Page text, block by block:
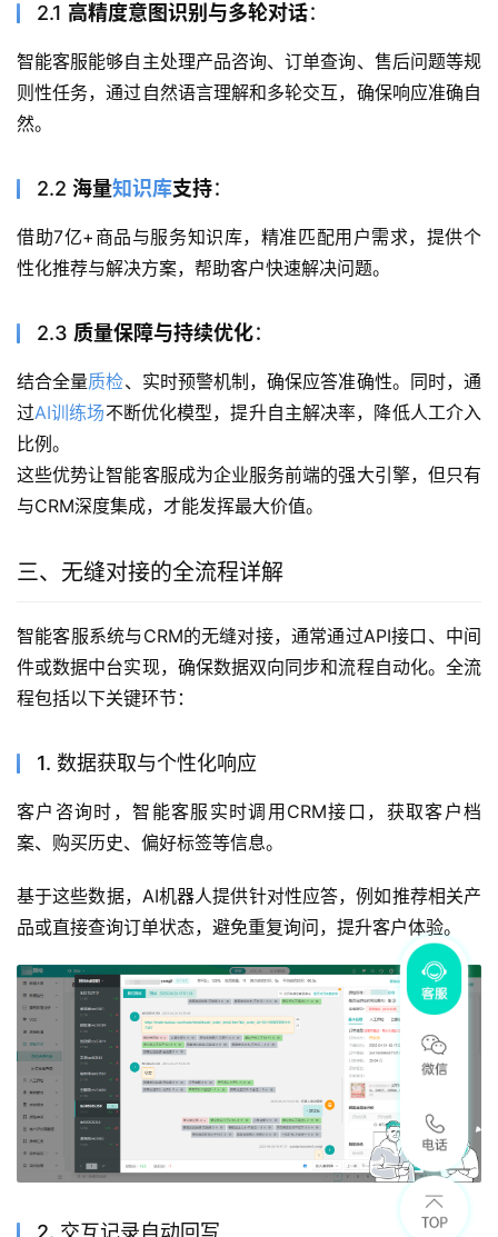
2.1 高精度意图识别与多轮对话：
智能客服能够自主处理产品咨询、订单查询、售后问题等规
则性任务，通过自然语言理解和多轮交互，确保响应准确自
然。
2.2 海量知识库支持：
借助7亿+商品与服务知识库，精准匹配用户需求，提供个
性化推荐与解决方案，帮助客户快速解决问题。
2.3 质量保障与持续优化：
结合全量质检、实时预警机制，确保应答准确性。同时，通
过AI训练场不断优化模型，提升自主解决率，降低人工介入
比例。
这些优势让智能客服成为企业服务前端的强大引擎，但只有
与CRM深度集成，才能发挥最大价值。
三、无缝对接的全流程详解
智能客服系统与CRM的无缝对接，通常通过API接口、中间
件或数据中台实现，确保数据双向同步和流程自动化。全流
程包括以下关键环节：
1. 数据获取与个性化响应
客户咨询时，智能客服实时调用CRM接口，获取客户档
案、购买历史、偏好标签等信息。
基于这些数据，AI机器人提供针对性应答，例如推荐相关产
品或直接查询订单状态，避免重复询问，提升客户体验。
2. 交互记录自动回写